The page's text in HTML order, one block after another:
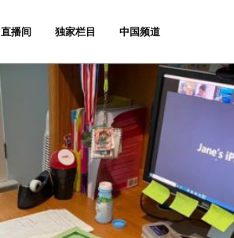
直播间 独家栏目 中国频道